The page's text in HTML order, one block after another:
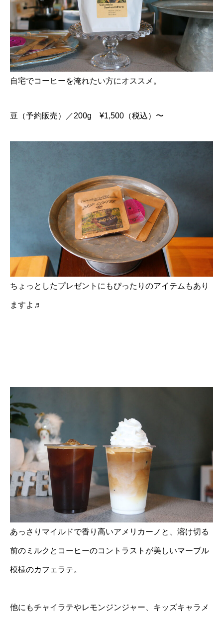
自宅でコーヒーを淹れたい方にオススメ。
豆（予約販売）／200g ¥1,500（税込）〜
ちょっとしたプレゼントにもぴったりのアイテムもあり
ますよ♬
あっさりマイルドで香り高いアメリカーノと、溶け切る
前のミルクとコーヒーのコントラストが美しいマーブル
模様のカフェラテ。
他にもチャイラテやレモンジンジャー、キッズキャラメ